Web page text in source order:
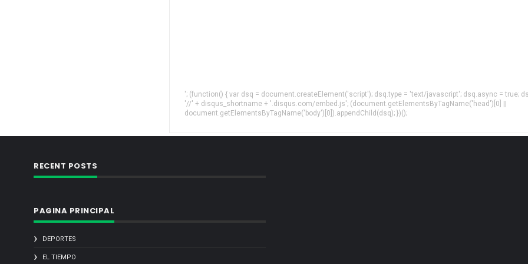
'; (function() { var dsq = document.createElement('script'); dsq.type = 'text/javascript'; dsq.async = true;
'//' + disqus_shortname + '.disqus.com/embed.js'; (document.getElementsByTagName('head')[0] ||
document.getElementsByTagName('body')[0]).appendChild(dsq); })();
RECENT POSTS
PAGINA PRINCIPAL
DEPORTES
EL TIEMPO